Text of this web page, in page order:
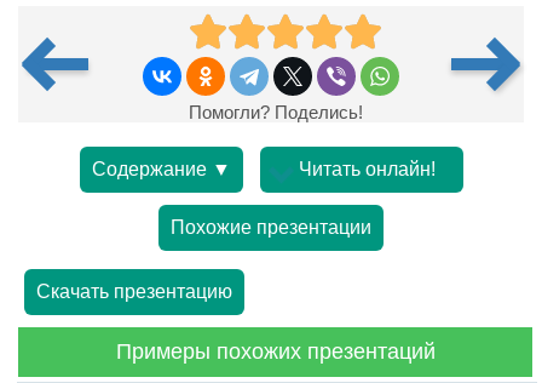
Помогли? Поделись!
Содержание ▼ Читать онлайн!
Похожие презентации
Скачать презентацию
Примеры похожих презентаций